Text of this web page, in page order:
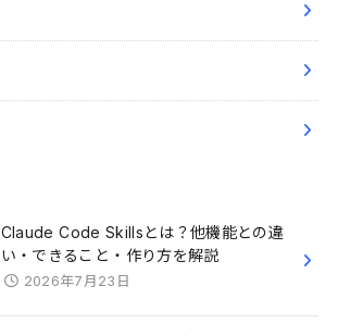
Claude Code Skillsとは？他機能との違
い・できること・作り方を解説
2026年7月23日